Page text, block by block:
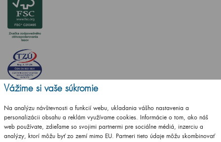
Vážime si vaše súkromie
Na analýzu návštevnosti a funkcií webu, ukladania vášho nastavenia a
personalizácii obsahu a reklám využívame cookies. Informácie o tom, ako náš
web používate, zdieľame so svojimi partnermi pre sociálne médiá, inzerciu a
analýzy, ktorí môžu byť zo zemí mimo EU. Partneri tieto údaje môžu skombinovať